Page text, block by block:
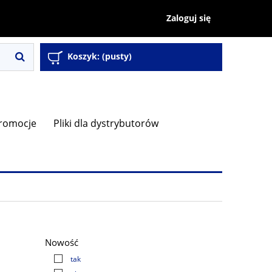
Zaloguj się
Koszyk: (pusty)
Pliki dla dystrybutorów
Nowość
tak